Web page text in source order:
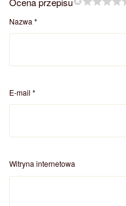
Nazwa *
E-mail *
Witryna internetowa